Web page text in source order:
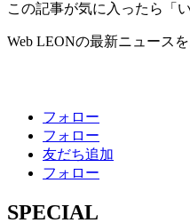
この記事が気に入ったら「
Web LEONの最新ニュースを
フォロー
フォロー
友だち追加
フォロー
SPECIAL